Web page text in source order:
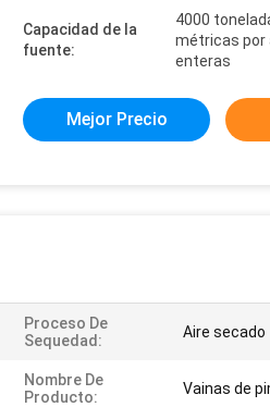
Capacidad de la
fuente:
4000
métricas por
enteras
Mejor Precio
Proceso De
Sequedad:
Aire secado
Nombre De
Producto:
Vainas de